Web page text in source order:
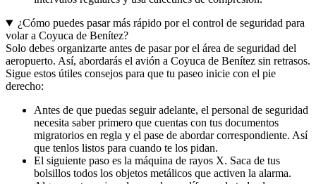
¿Cómo puedes pasar más rápido por el control de seguridad para
volar a Coyuca de Benítez?
Solo debes organizarte antes de pasar por el área de seguridad del
aeropuerto. Así, abordarás el avión a Coyuca de Benítez sin retrasos.
Sigue estos útiles consejos para que tu paseo inicie con el pie
derecho:
Antes de que puedas seguir adelante, el personal de seguridad
necesita saber primero que cuentas con tus documentos
migratorios en regla y el pase de abordar correspondiente. Así
que tenlos listos para cuando te los pidan.
El siguiente paso es la máquina de rayos X. Saca de tus
bolsillos todos los objetos metálicos que activen la alarma.